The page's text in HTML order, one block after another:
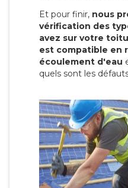
Et pour finir, nous
vérification des
avez sur votre
est compatible en
écoulement d'eau
quels sont les